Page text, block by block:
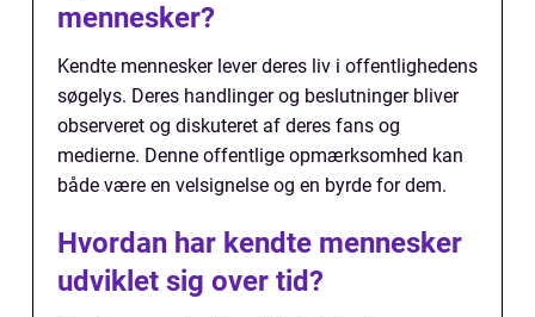
mennesker?
Kendte mennesker lever deres liv i offentlighedens
søgelys. Deres handlinger og beslutninger bliver
observeret og diskuteret af deres fans og
medierne. Denne offentlige opmærksomhed kan
både være en velsignelse og en byrde for dem.
Hvordan har kendte mennesker
udviklet sig over tid?